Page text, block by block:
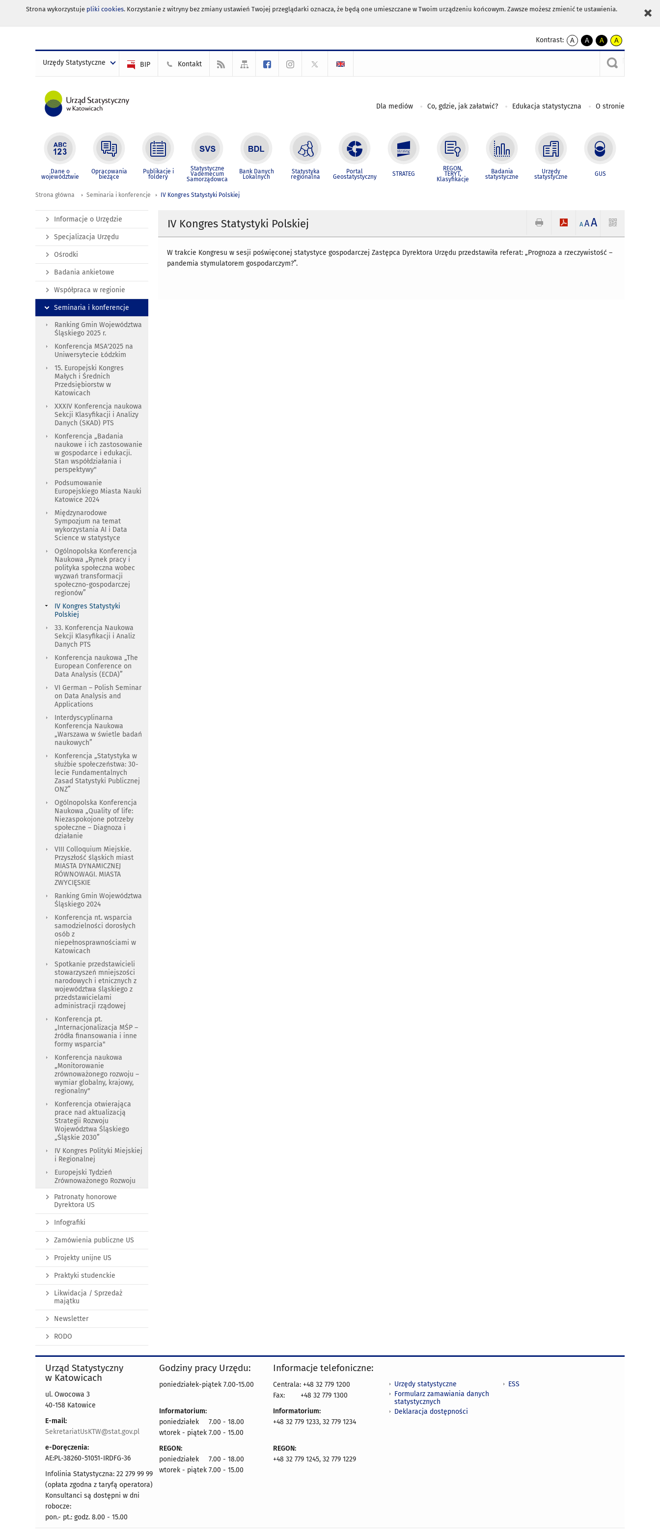
Strona wykorzystuje pliki cookies. Korzystanie z witryny bez zmiany ustawień Twojej przeglądarki oznacza, że będą one umieszczane w Twoim urządzeniu końcowym. Zawsze możesz zmienić te ustawienia.
Kontrast:
A
kontrast
A
kontrast
czarnym
A
kontrast
żółty
tekst
czarnym
A
kontrast
czarny
tekst
żółtym
Urzędy Statystyczne BIP Kontakt
Dla mediów Co, gdzie, jak załatwić? Edukacja statystyczna O stronie
Dane o
województwie
Opracowania
bieżące
Publikacje i
foldery
Statystyczne
Vademecum
Samorządowca
Bank Danych
Lokalnych
Statystyka
regionalna
Portal
Geostatystyczny STRATEG
REGON,
TERYT,
Klasyfikacje
Badania
statystyczne
Urzędy
statystyczne GUS
Strona główna Seminaria i konferencje IV Kongres Statystyki Polskiej
IV Kongres Statystyki Polskiej A AA
W trakcie Kongresu w sesji poświęconej statystyce gospodarczej Zastępca Dyrektora Urzędu przedstawiła referat: „Prognoza a rzeczywistość –
pandemia stymulatorem gospodarczym?”.
Informacje o Urzędzie
Specjalizacja Urzędu
Ośrodki
Badania ankietowe
Współpraca w regionie
Seminaria i konferencje
Ranking Gmin Województwa
Śląskiego 2025 r.
Konferencja MSA'2025 na
Uniwersytecie Łódzkim
15. Europejski Kongres
Małych i Średnich
Przedsiębiorstw w
Katowicach
XXXIV Konferencja naukowa
Sekcji Klasyfikacji i Analizy
Danych (SKAD) PTS
Konferencja „Badania
naukowe i ich zastosowanie
w gospodarce i edukacji.
Stan współdziałania i
perspektywy"
Podsumowanie
Europejskiego Miasta Nauki
Katowice 2024
Międzynarodowe
Sympozjum na temat
wykorzystania AI i Data
Science w statystyce
Ogólnopolska Konferencja
Naukowa „Rynek pracy i
polityka społeczna wobec
wyzwań transformacji
społeczno-gospodarczej
regionów”
IV Kongres Statystyki
Polskiej
33. Konferencja Naukowa
Sekcji Klasyfikacji i Analiz
Danych PTS
Konferencja naukowa „The
European Conference on
Data Analysis (ECDA)”
VI German – Polish Seminar
on Data Analysis and
Applications
Interdyscyplinarna
Konferencja Naukowa
„Warszawa w świetle badań
naukowych”
Konferencja „Statystyka w
służbie społeczeństwa: 30-
lecie Fundamentalnych
Zasad Statystyki Publicznej
ONZ”
Ogólnopolska Konferencja
Naukowa „Quality of life:
Niezaspokojone potrzeby
społeczne – Diagnoza i
działanie
VIII Colloquium Miejskie.
Przyszłość śląskich miast
MIASTA DYNAMICZNEJ
RÓWNOWAGI. MIASTA
ZWYCIĘSKIE
Ranking Gmin Województwa
Śląskiego 2024
Konferencja nt. wsparcia
samodzielności dorosłych
osób z
niepełnosprawnościami w
Katowicach
Spotkanie przedstawicieli
stowarzyszeń mniejszości
narodowych i etnicznych z
województwa śląskiego z
przedstawicielami
administracji rządowej
Konferencja pt.
„Internacjonalizacja MŚP –
źródła finansowania i inne
formy wsparcia"
Konferencja naukowa
„Monitorowanie
zrównoważonego rozwoju –
wymiar globalny, krajowy,
regionalny"
Konferencja otwierająca
prace nad aktualizacją
Strategii Rozwoju
Województwa Śląskiego
„Śląskie 2030”
IV Kongres Polityki Miejskiej
i Regionalnej
Europejski Tydzień
Zrównoważonego Rozwoju
Patronaty honorowe
Dyrektora US
Infografiki
Zamówienia publiczne US
Projekty unijne US
Praktyki studenckie
Likwidacja / Sprzedaż
majątku
Newsletter
RODO
Urząd Statystyczny
w Katowicach
ul. Owocowa 3
40-158 Katowice
E-mail:
SekretariatUsKTW@stat.gov.pl
e-Doręczenia:
AE:PL-38260-51051-IRDFG-36
Infolinia Statystyczna: 22 279 99 99
(opłata zgodna z taryfą operatora)
Konsultanci są dostępni w dni
robocze:
pon.- pt.: godz. 8.00 - 15.00
Godziny pracy Urzędu:
poniedziałek-piątek 7.00-15.00
Informatorium:
poniedziałek 7.00 - 18.00
wtorek - piątek 7.00 - 15.00
REGON:
poniedziałek 7.00 - 18.00
wtorek - piątek 7.00 - 15.00
Informacje telefoniczne:
Centrala: +48 32 779 1200
Fax:
+48 32 779 1300
Informatorium:
+48 32 779 1233, 32 779 1234
REGON:
+48 32 779 1245, 32 779 1229
Urzędy statystyczne
Formularz zamawiania danych
statystycznych
Deklaracja dostępności
ESS